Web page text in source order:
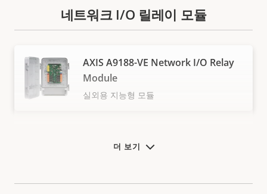
더 보기
네트워크 I/O 릴레이 모듈
AXIS A9188-VE Network I/O Relay
Module
실외용 지능형 모듈